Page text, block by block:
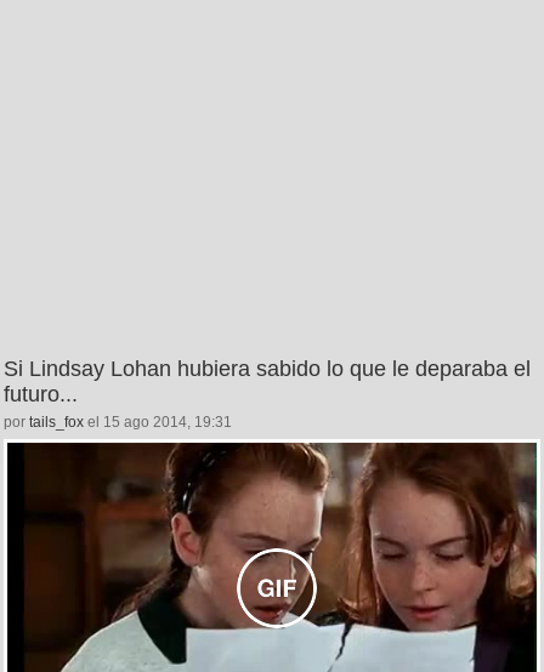
Si Lindsay Lohan hubiera sabido lo que le deparaba el
futuro...
por tails_fox el 15 ago 2014, 19:31